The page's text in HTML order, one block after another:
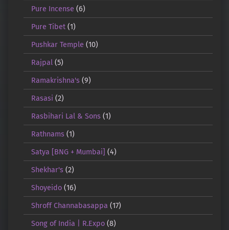
Pure Incense (6)
Pure Tibet(1)
Pushkar Temple (10)
Rajpal (5)
Ramakrishna's(9)
Rasasi (2)
Rasbihari Lal & Sons(1)
Rathnams(1)
Satya [BNG + Mumbai] (4)
Shekhar's(2)
Shoyeido(16)
Shroff Channabasappa (17)
Song of India | R.Expo(8)